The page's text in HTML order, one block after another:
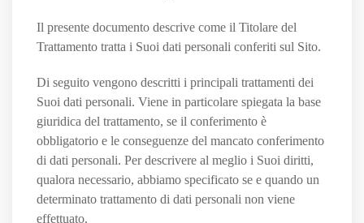
Il presente documento descrive come il Titolare del
Trattamento tratta i Suoi dati personali conferiti sul Sito.
Di seguito vengono descritti i principali trattamenti dei
Suoi dati personali. Viene in particolare spiegata la base
giuridica del trattamento, se il conferimento è
obbligatorio e le conseguenze del mancato conferimento
di dati personali. Per descrivere al meglio i Suoi diritti,
qualora necessario, abbiamo specificato se e quando un
determinato trattamento di dati personali non viene
effettuato.